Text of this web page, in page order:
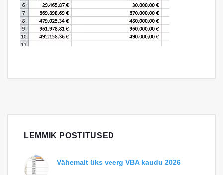
LEMMIK POSTITUSED
Vähemalt üks veerg VBA kaudu 2026